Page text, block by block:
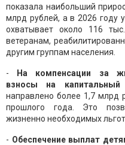
показала наибольший
млрд рублей, а в 2026 году
охватывает около 116
ветеранам,
другим группам населения.
-
На компенсации за
взносы на
направлено более 1,7 млрд
прошлого года. Это
жизненно необходимых льгот.
- Обеспечение выплат